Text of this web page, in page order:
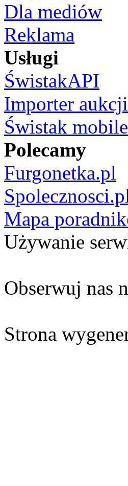
Dla mediów
Reklama
Usługi
ŚwistakAPI
Importer aukcji
Świstak mobile
Polecamy
Furgonetka.pl
Mapa
Używanie
Obserwuj nas
Strona